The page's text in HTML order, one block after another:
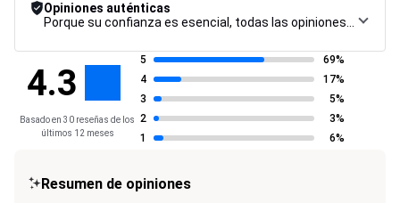
Opiniones auténticas
4.3
Basado en 30 reseñas de los
últimos 12 meses
5
69%
4
17%
3
5%
2
3%
1
6%
Resumen de opiniones